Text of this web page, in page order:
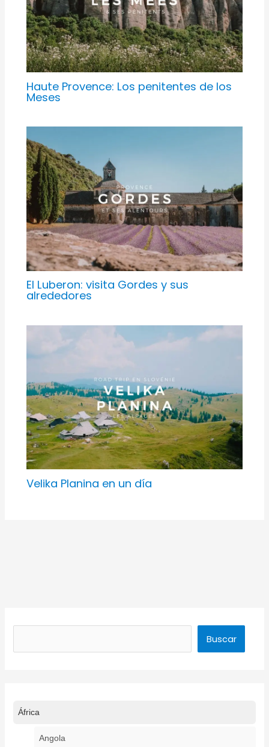
Haute Provence: Los penitentes de los
Meses
El Luberon: visita Gordes y sus
alrededores
Velika Planina en un día
Buscar
África
Angola